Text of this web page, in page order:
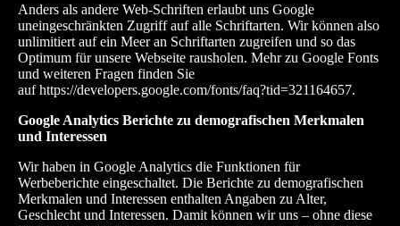
Anders als andere Web-Schriften erlaubt uns Google
uneingeschränkten Zugriff auf alle Schriftarten. Wir können also
unlimitiert auf ein Meer an Schriftarten zugreifen und so das
Optimum für unsere Webseite rausholen. Mehr zu Google Fonts
und weiteren Fragen finden Sie
aufhttps://developers.google.com/fonts/faq?tid=321164657.
Google Analytics Berichte zu demografischen Merkmalen
und Interessen
Wir haben in Google Analytics die Funktionen für
Werbeberichte eingeschaltet. Die Berichte zu demografischen
Merkmalen und Interessen enthalten Angaben zu Alter,
Geschlecht und Interessen. Damit können wir uns – ohne diese